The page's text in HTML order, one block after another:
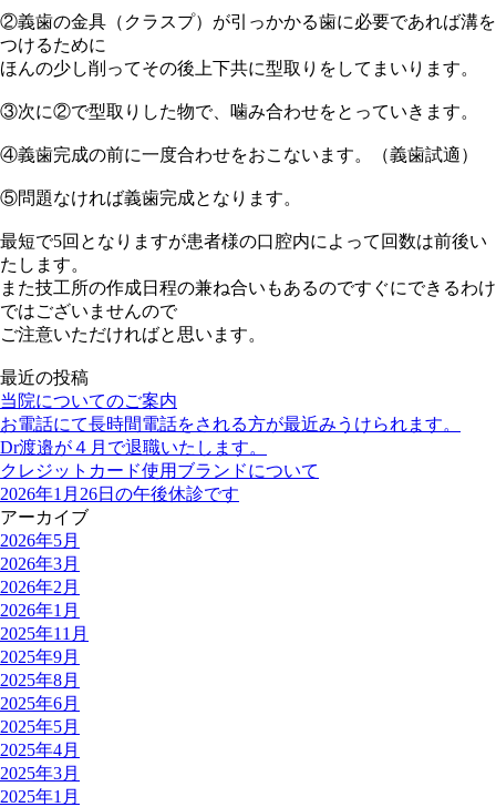
②義歯の金具（クラスプ）が引っかかる歯に必要であれば溝を
つけるために
ほんの少し削ってその後上下共に型取りをしてまいります。
③次に②で型取りした物で、噛み合わせをとっていきます。
④義歯完成の前に一度合わせをおこないます。（義歯試適）
⑤問題なければ義歯完成となります。
最短で5回となりますが患者様の口腔内によって回数は前後い
たします。
また技工所の作成日程の兼ね合いもあるのですぐにできるわけ
ではございませんので
ご注意いただければと思います。
最近の投稿
当院についてのご案内
お電話にて長時間電話をされる方が最近みうけられます。
Dr渡邉が４月で退職いたします。
クレジットカード使用ブランドについて
2026年1月26日の午後休診です
アーカイブ
2026年5月
2026年3月
2026年2月
2026年1月
2025年11月
2025年9月
2025年8月
2025年6月
2025年5月
2025年4月
2025年3月
2025年1月